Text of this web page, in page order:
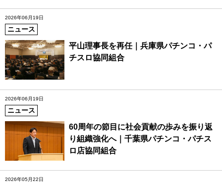
2026年06月19日
ニュース
平山理事長を再任｜兵庫県パチンコ・パ
チスロ協同組合
2026年06月19日
ニュース
60周年の節目に社会貢献の歩みを振り返
り組織強化へ｜千葉県パチンコ・パチス
ロ店協同組合
2026年05月22日